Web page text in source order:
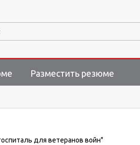
Разместить резюме
для ветеранов войн"